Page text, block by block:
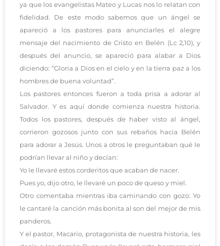
ya que los evangelistas Mateo y Lucas nos lo relatan con
fidelidad. De este modo sabemos que un ángel se
apareció a los pastores para anunciarles el alegre
mensaje del nacimiento de Cristo en Belén (Lc 2,10), y
después del anuncio, se apareció para alabar a Dios
diciendo: “Gloria a Dios en el cielo y en la tierra paz a los
hombres de buena voluntad”.
Los pastores entonces fueron a toda prisa a adorar al
Salvador. Y es aquí donde comienza nuestra historia.
Todos los pastores, después de haber visto al ángel,
corrieron gozosos junto con sus rebaños hacia Belén
para adorar a Jesús. Unos a otros le preguntaban qué le
podrían llevar al niño y decían:
Yo le llevaré estos corderitos que acaban de nacer.
Pues yo, dijo otro, le llevaré un poco de queso y miel.
Otro comentaba mientras iba caminando con gozo: Yo
le cantaré la canción más bonita al son del mejor de mis
panderos.
Y el pastor, Macario, protagonista de nuestra historia, les